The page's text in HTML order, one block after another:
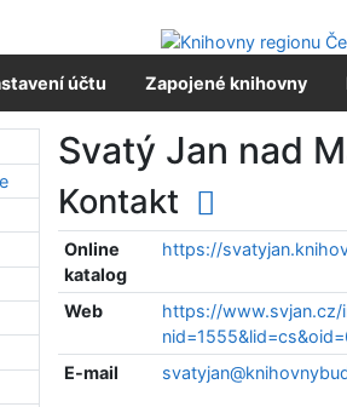
účtu Zapojené knihovny
Svatý Jan nad
Kontakt
Online
katalog
https://
Web
https://www.svjan.cz/
E-mail